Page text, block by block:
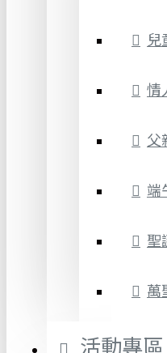
兒
情
父
端
聖
萬
活動專區